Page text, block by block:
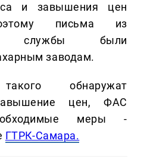
и завышения цен
письма из
службы были
заводам.
обнаружат
цен, ФАС
меры -
ГТРК-Самара.